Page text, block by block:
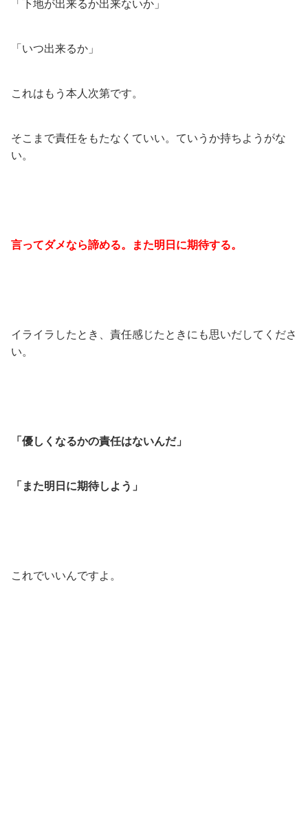
「下地が出来るか出来ないか」
「いつ出来るか」
これはもう本人次第です。
そこまで責任をもたなくていい。ていうか持ちようがな
い。
言ってダメなら諦める。また明日に期待する。
イライラしたとき、責任感じたときにも思いだしてくださ
い。
「優しくなるかの責任はないんだ」
「また明日に期待しよう」
これでいいんですよ。